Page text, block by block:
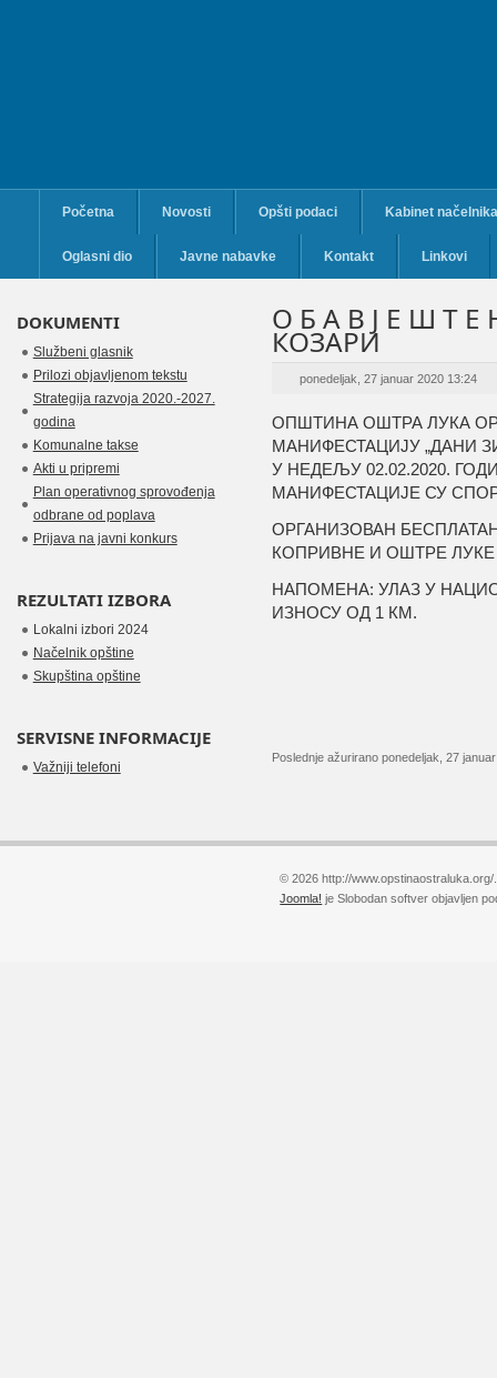
Početna Novosti Opšti podaci Kabinet načelnika
Oglasni dio Javne nabavke Kontakt Linkovi
О Б А В Ј Е Ш Т
КОЗАРИ
ponedeljak, 27 januar 2020 13:24
ОПШТИНА ОШТРА ЛУКА
МАНИФЕСТАЦИЈУ „ДАНИ
У НЕДЕЉУ 02.02.2020.
МАНИФЕСТАЦИЈЕ СУ
ОРГАНИЗОВАН
КОПРИВНЕ И ОШТРЕ ЛУКЕ
НАПОМЕНА: УЛАЗ У
ИЗНОСУ ОД 1 КМ.
Poslednje ažurirano ponedeljak, 27
DOKUMENTI
Službeni glasnik
Prilozi objavljenom tekstu
Strategija razvoja 2020.-2027.
godina
Komunalne takse
Akti u pripremi
Plan operativnog sprovođenja
odbrane od poplava
Prijava na javni konkurs
REZULTATI IZBORA
Lokalni izbori 2024
Načelnik opštine
Skupština opštine
SERVISNE INFORMACIJE
Važniji telefoni
© 2026 http://
Joomla! je Slobodan softver objavljen